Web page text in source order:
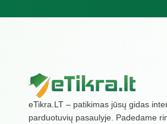
eTikra.LT – patikimas jūsų gidas
parduotuvių pasaulyje. Padedame